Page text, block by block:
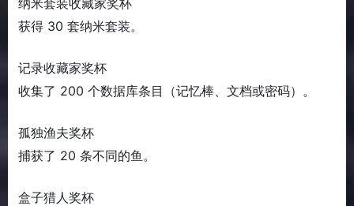
纳米套装收藏家奖杯
获得 30 套纳米套装。
记录收藏家奖杯
收集了 200 个数据库条目（记忆棒、文档或密码）。
孤独渔夫奖杯
捕获了 20 条不同的鱼。
盒子猎人奖杯